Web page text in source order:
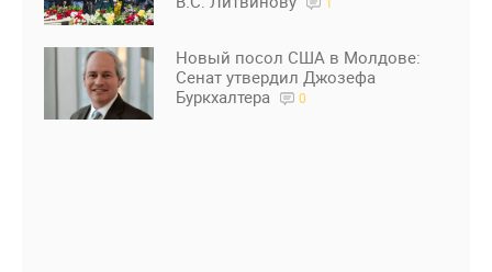
Новый посол США в Молдове:
Сенат утвердил Джозефа
Буркхалтера
0